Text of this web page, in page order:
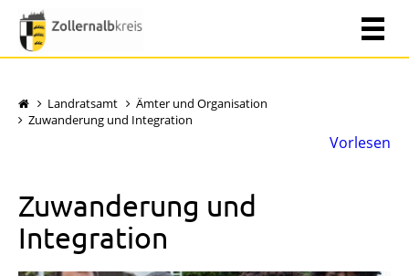
Landratsamt
Ämter und Organisation
Zuwanderung und Integration
Vorlesen
Zuwanderung und
Integration